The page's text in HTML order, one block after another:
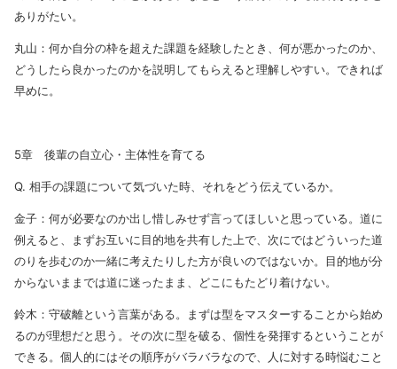
ありがたい。
丸山：何か自分の枠を超えた課題を経験したとき、何が悪かったのか、
どうしたら良かったのかを説明してもらえると理解しやすい。できれば
早めに。
5章 後輩の自立心・主体性を育てる
Q. 相手の課題について気づいた時、それをどう伝えているか。
金子：何が必要なのか出し惜しみせず言ってほしいと思っている。道に
例えると、まずお互いに目的地を共有した上で、次にではどういった道
のりを歩むのか一緒に考えたりした方が良いのではないか。目的地が分
からないままでは道に迷ったまま、どこにもたどり着けない。
鈴木：守破離という言葉がある。まずは型をマスターすることから始め
るのが理想だと思う。その次に型を破る、個性を発揮するということが
できる。個人的にはその順序がバラバラなので、人に対する時悩むこと